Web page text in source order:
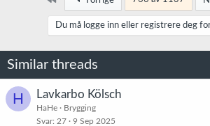
r
Du må logge inn eller registrere deg
Similar threads
H Lavkarbo Kölsch
HaHe
Brygging
Svar 27 9 Sep 2025